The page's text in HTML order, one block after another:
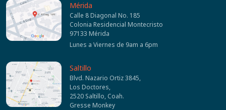
Mérida
Calle 8 Diagonal No. 185
Colonia Residencial Montecristo
97133 Mérida
Lunes a Viernes de 9am a 6pm
Saltillo
Blvd. Nazario Ortiz 3845,
Los Doctores,
2520 Saltillo, Coah.
Gresse Monkey